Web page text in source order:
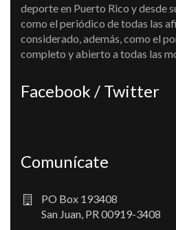
deporte en Puerto Rico y desde
como el periódico de todas las
considerado, además, como el
completo y abierto a todas las
Facebook / Twitter
Comunícate
PO Box 193408
San Juan, PR 00919-3408